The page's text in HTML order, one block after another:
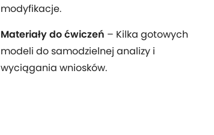
modyfikacje.
Materiały do ćwiczeń – Kilka gotowych
modeli do samodzielnej analizy i
wyciągania wniosków.